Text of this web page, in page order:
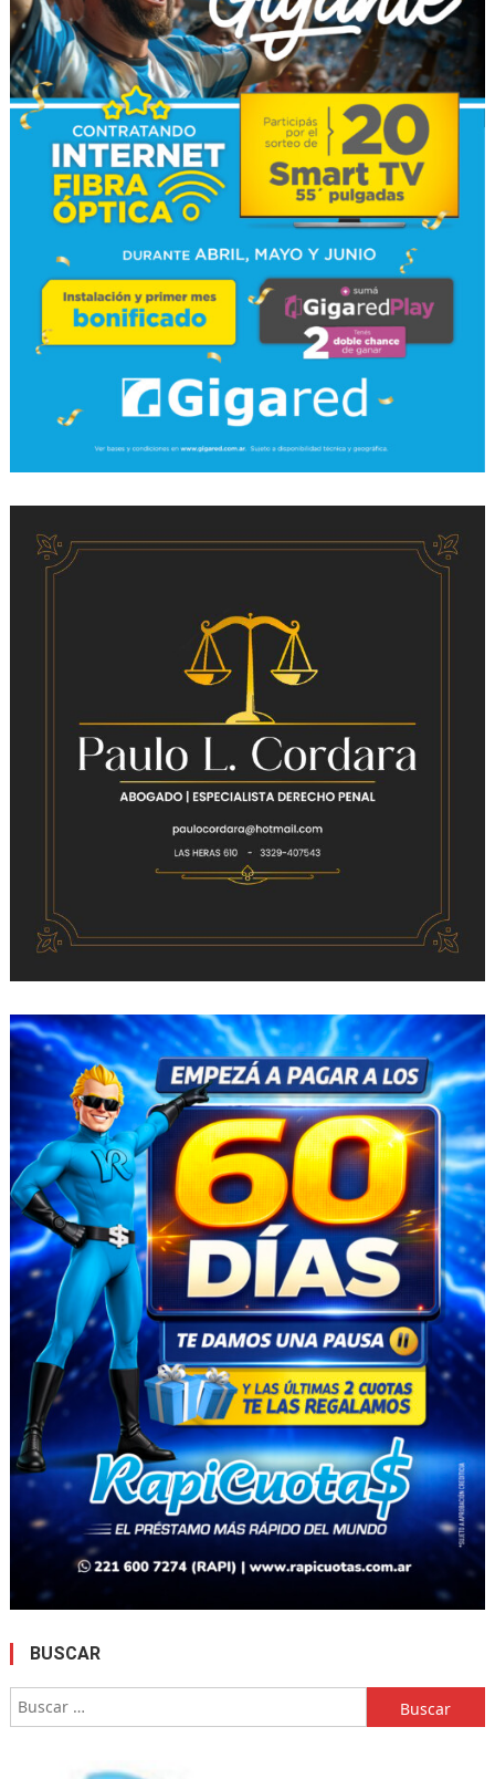
BUSCAR
Buscar: